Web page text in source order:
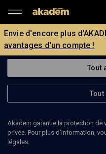
Envie d'encore plus
avantages d'un compte !
Tout
Akadem garantie la protection de
privée. Pour plus d’information,
légales.